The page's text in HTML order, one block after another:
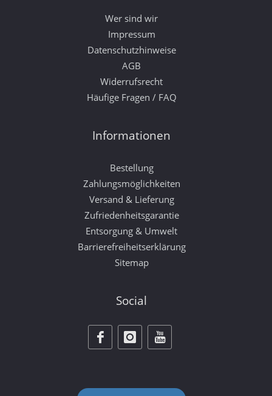
Wer sind wir
Impressum
Datenschutzhinweise
AGB
Widerrufsrecht
Häufige Fragen / FAQ
Informationen
Bestellung
Zahlungsmöglichkeiten
Versand & Lieferung
Zufriedenheitsgarantie
Entsorgung & Umwelt
Barrierefreiheitserklärung
Sitemap
Social